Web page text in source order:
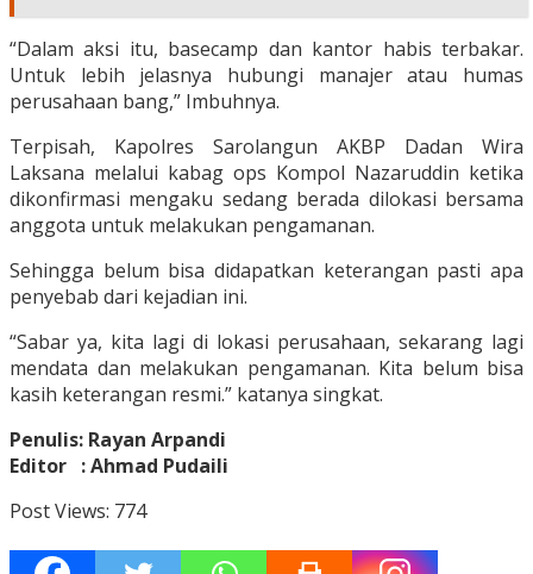
“Dalam aksi itu, basecamp dan kantor habis terbakar.
Untuk lebih jelasnya hubungi manajer atau humas
perusahaan bang,” Imbuhnya.
Terpisah, Kapolres Sarolangun AKBP Dadan Wira
Laksana melalui kabag ops Kompol Nazaruddin ketika
dikonfirmasi mengaku sedang berada dilokasi bersama
anggota untuk melakukan pengamanan.
Sehingga belum bisa didapatkan keterangan pasti apa
penyebab dari kejadian ini.
“Sabar ya, kita lagi di lokasi perusahaan, sekarang lagi
mendata dan melakukan pengamanan. Kita belum bisa
kasih keterangan resmi.” katanya singkat.
Penulis: Rayan Arpandi
Editor : Ahmad Pudaili
Post Views: 774